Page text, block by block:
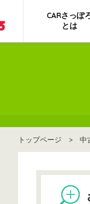
CARさっぽ
とは
トップページ > 中